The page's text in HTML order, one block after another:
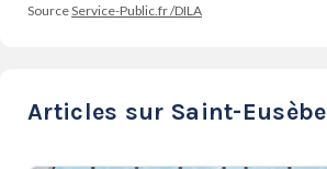
SourceService-Public.fr /DILA
Articles sur Saint-Eusèbe